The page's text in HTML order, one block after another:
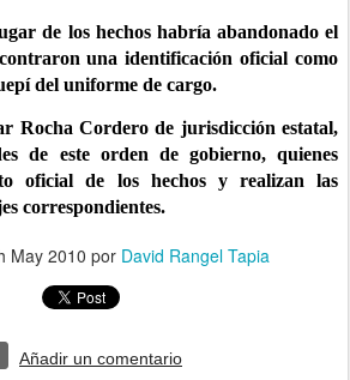
de los hechos habría abandonado el
una identificación oficial como
del uniforme de cargo.
Rocha Cordero de jurisdicción estatal,
de este orden de gobierno, quienes
oficial de los hechos y realizan las
correspondientes.
May 2010 por David Rangel Tapia
Añadir un comentario